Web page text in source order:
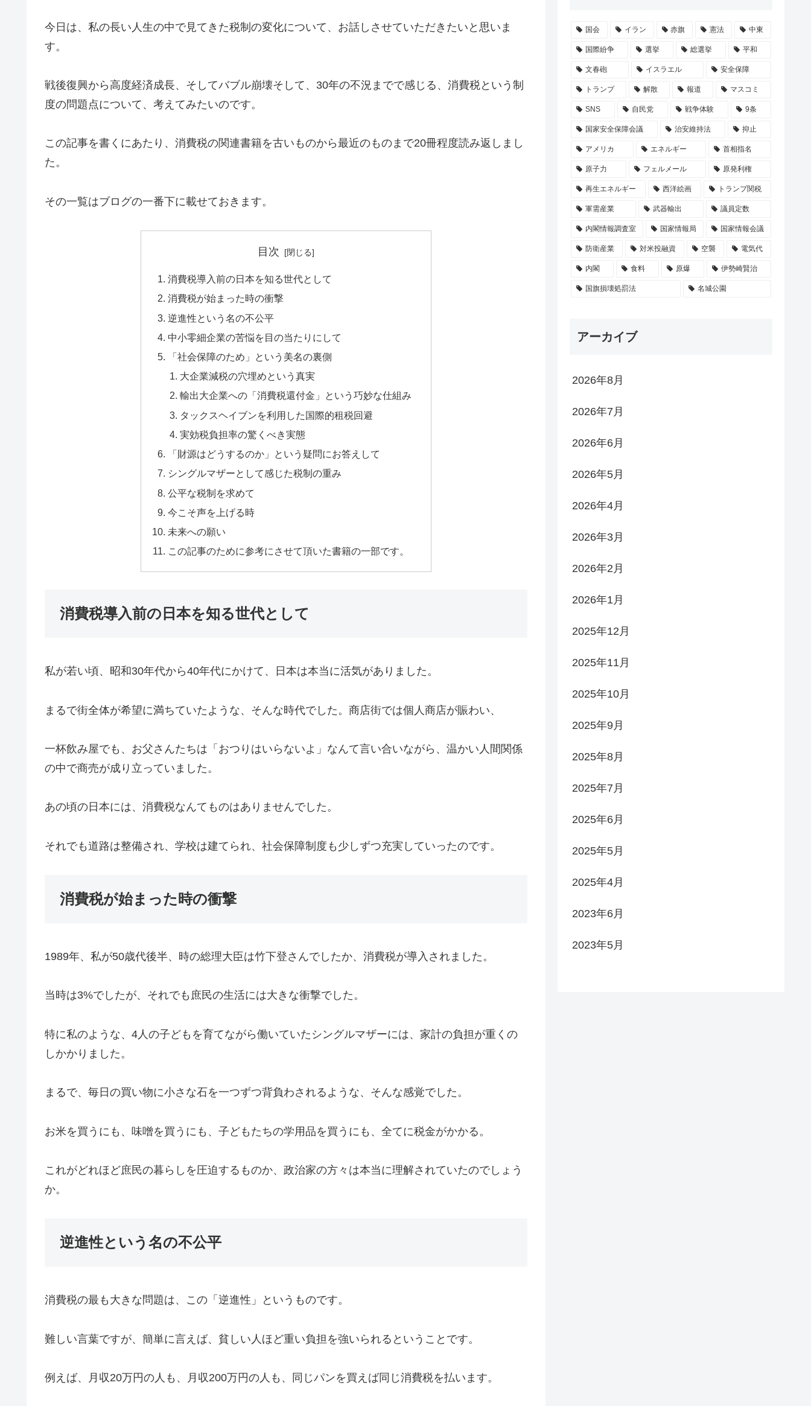
今日は、私の長い人生の中で見てきた税制の変化について、お話しさせていただきたいと思いま
す。
戦後復興から高度経済成長、そしてバブル崩壊そして、30年の不況までで感じる、消費税という制
度の問題点について、考えてみたいのです。
この記事を書くにあたり、消費税の関連書籍を古いものから最近のものまで20冊程度読み返しまし
た。
その一覧はブログの一番下に載せておきます。
目次
消費税導入前の日本を知る世代として
消費税が始まった時の衝撃
逆進性という名の不公平
中小零細企業の苦悩を目の当たりにして
「社会保障のため」という美名の裏側
大企業減税の穴埋めという真実
輸出大企業への「消費税還付金」という巧妙な仕組み
タックスヘイブンを利用した国際的租税回避
実効税負担率の驚くべき実態
「財源はどうするのか」という疑問にお答えして
シングルマザーとして感じた税制の重み
公平な税制を求めて
今こそ声を上げる時
未来への願い
この記事のために参考にさせて頂いた書籍の一部です。
消費税導入前の日本を知る世代として
私が若い頃、昭和30年代から40年代にかけて、日本は本当に活気がありました。
まるで街全体が希望に満ちていたような、そんな時代でした。商店街では個人商店が賑わい、
一杯飲み屋でも、お父さんたちは「おつりはいらないよ」なんて言い合いながら、温かい人間関係
の中で商売が成り立っていました。
あの頃の日本には、消費税なんてものはありませんでした。
それでも道路は整備され、学校は建てられ、社会保障制度も少しずつ充実していったのです。
消費税が始まった時の衝撃
1989年、私が50歳代後半、時の総理大臣は竹下登さんでしたか、消費税が導入されました。
当時は3%でしたが、それでも庶民の生活には大きな衝撃でした。
特に私のような、4人の子どもを育てながら働いていたシングルマザーには、家計の負担が重くの
しかかりました。
まるで、毎日の買い物に小さな石を一つずつ背負わされるような、そんな感覚でした。
お米を買うにも、味噌を買うにも、子どもたちの学用品を買うにも、全てに税金がかかる。
これがどれほど庶民の暮らしを圧迫するものか、政治家の方々は本当に理解されていたのでしょう
か。
逆進性という名の不公平
消費税の最も大きな問題は、この「逆進性」というものです。
難しい言葉ですが、簡単に言えば、貧しい人ほど重い負担を強いられるということです。
例えば、月収20万円の人も、月収200万円の人も、同じパンを買えば同じ消費税を払います。
国会 イラン 赤旗 憲法 中東
国際紛争 選挙 総選挙 平和
文春砲 イスラエル 安全保障
トランプ 解散 報道 マスコミ
SNS 自民党 戦争体験 9条
国家安全保障会議 治安維持法 抑止
アメリカ エネルギー 首相指名
原子力 フェルメール 原発利権
再生エネルギー 西洋絵画 トランプ関税
軍需産業 武器輸出 議員定数
内閣情報調査室 国家情報局 国家情報会議
防衛産業 対米投融資 空襲 電気代
内閣 食料 原爆 伊勢崎賢治
国旗損壊処罰法 名城公園
アーカイブ
2026年8月
2026年7月
2026年6月
2026年5月
2026年4月
2026年3月
2026年2月
2026年1月
2025年12月
2025年11月
2025年10月
2025年9月
2025年8月
2025年7月
2025年6月
2025年5月
2025年4月
2023年6月
2023年5月